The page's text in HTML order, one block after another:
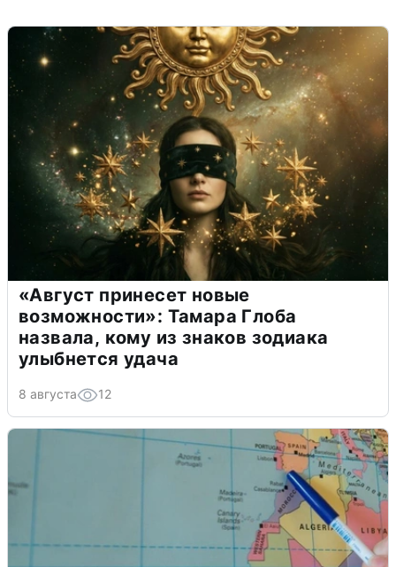
«Август принесет новые
возможности»: Тамара Глоба
назвала, кому из знаков зодиака
улыбнется удача
8 августа 12